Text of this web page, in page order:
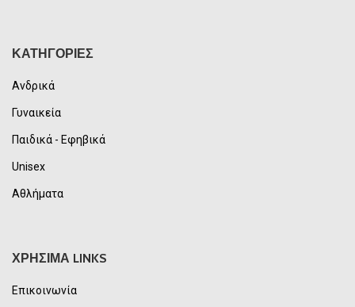
ΚΑΤΗΓΟΡΙΕΣ
Ανδρικά
Γυναικεία
Παιδικά - Εφηβικά
Unisex
Αθλήματα
ΧΡΗΣΙΜΑ LINKS
Επικοινωνία